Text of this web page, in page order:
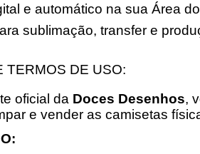
e automático na sua Área
sublimação, transfer e
TERMOS DE USO:
oficial da Doces Desenhos,
e vender as camisetas